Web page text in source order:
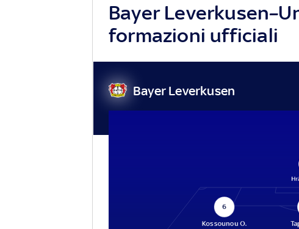
Bayer
formazioni ufficiali
Bayer Leverkusen
6
Kossounou O.